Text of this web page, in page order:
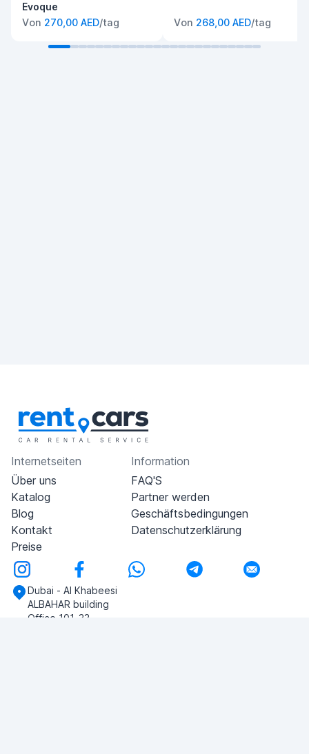
Evoque
Von 270,00 AED/tag Von 268,00 AED/tag
Internetseiten
Über uns
Katalog
Blog
Kontakt
Preise
Information
FAQ'S
Partner werden
Geschäftsbedingungen
Datenschutzerklärung
Dubai - Al Khabeesi
ALBAHAR building
Office 101-33